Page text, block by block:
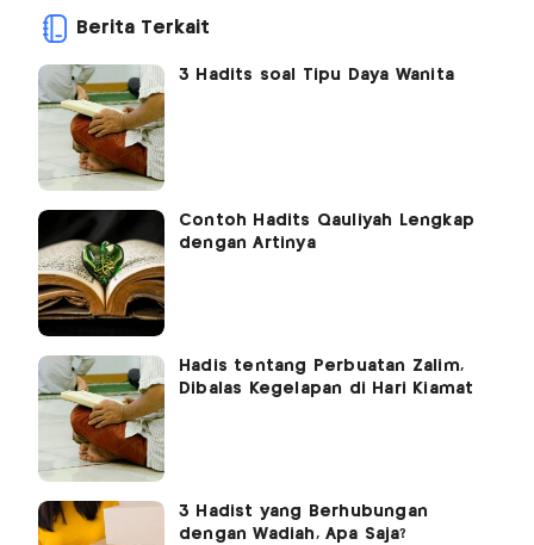
Berita Terkait
3 Hadits soal Tipu Daya Wanita
Contoh Hadits Qauliyah Lengkap
dengan Artinya
Hadis tentang Perbuatan Zalim,
Dibalas Kegelapan di Hari Kiamat
3 Hadist yang Berhubungan
dengan Wadiah, Apa Saja?